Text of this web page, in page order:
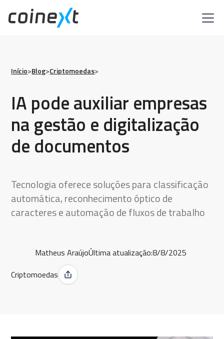
Início>Blog>Criptomoedas>
IA pode auxiliar empresas
na gestão e digitalização
de documentos
Tecnologia oferece soluções para classificação
automática, reconhecimento óptico de
caracteres e automação de fluxos de trabalho
Matheus AraújoÚltima atualização:8/8/2025
Criptomoedas